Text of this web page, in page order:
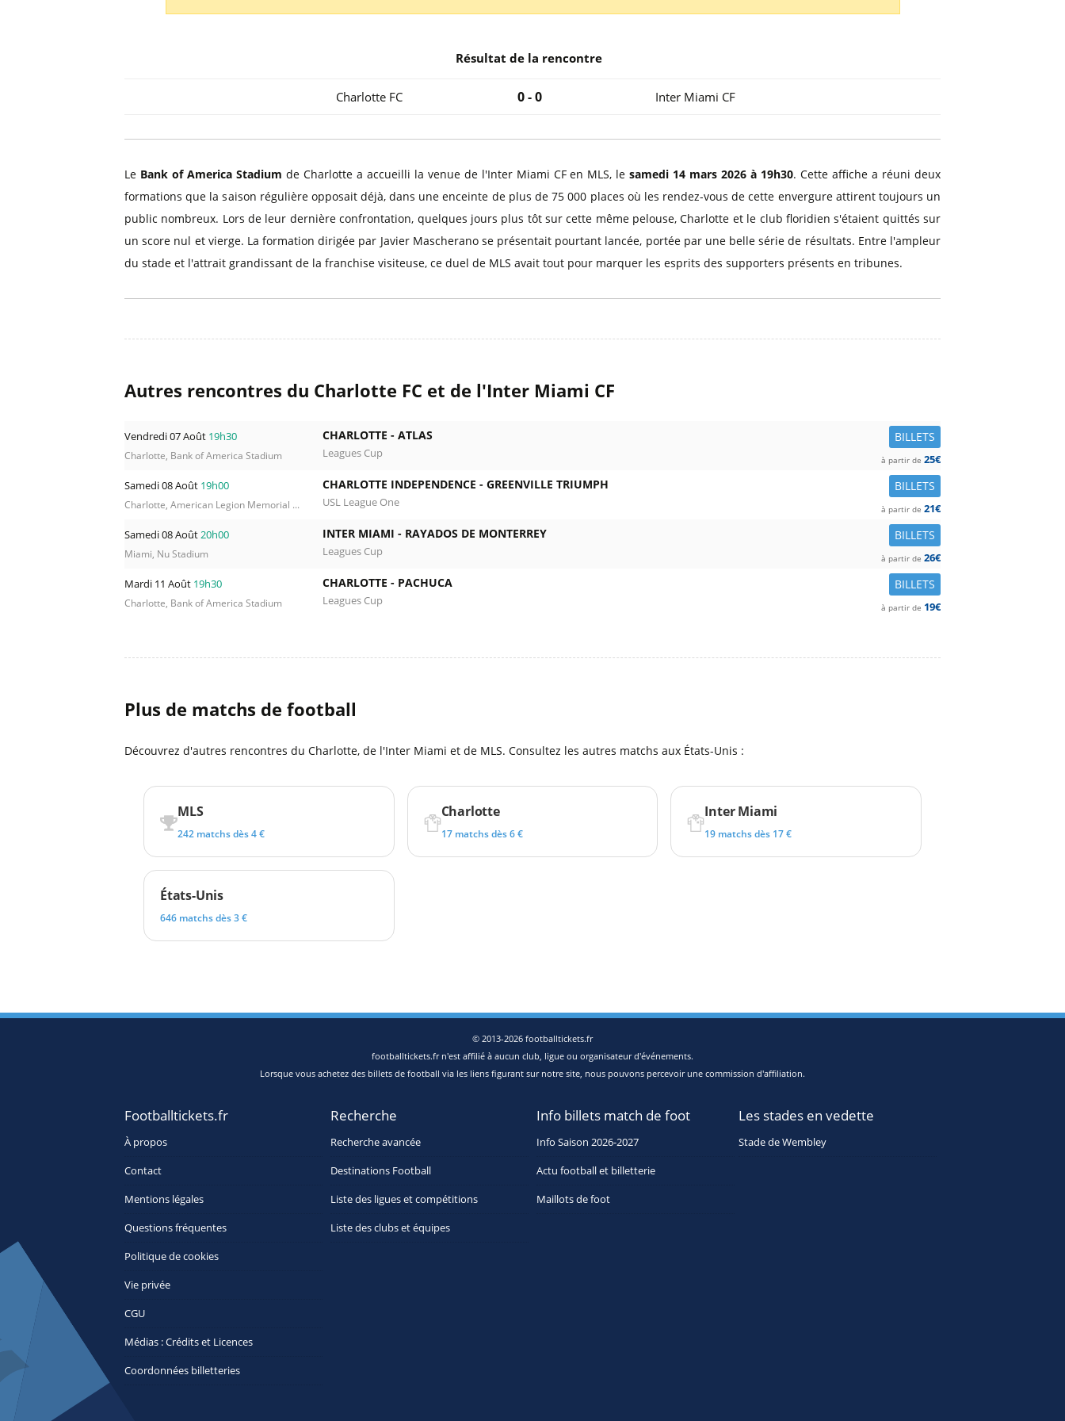
Billets Copa AméricaRésultat de la rencontre
Charlotte FC 0 - 0 Inter Miami CF
Le Bank of America Stadium de Charlotte a accueilli la venue de l'Inter Miami CF en MLS, lesamedi 14 mars 2026 à 19h30. Cette affiche a réuni deux
formations que la saison régulière opposait déjà, dans une enceinte de plus de 75 000 places où les rendez-vous de cette envergure attirent toujours un
public nombreux. Lors de leur dernière confrontation, quelques jours plus tôt sur cette même pelouse, Charlotte et le club floridien s'étaient quittés sur
un score nul et vierge. La formation dirigée par Javier Mascherano se présentait pourtant lancée, portée par une belle série de résultats. Entre l'ampleur
du stade et l'attrait grandissant de la franchise visiteuse, ce duel de MLS avait tout pour marquer les esprits des supporters présents en tribunes.
Autres rencontres du Charlotte FC et de l'Inter Miami CF
Vendredi 07 Août 19h30
Charlotte, Bank of America Stadium
BILLETS
CHARLOTTE - ATLAS
Leagues Cup à partir de 25€
Samedi 08 Août 19h00
Charlotte, American Legion Memorial ...
BILLETS
CHARLOTTE INDEPENDENCE - GREENVILLE TRIUMPH
USL League One à partir de 21€
Samedi 08 Août20h00
Miami, Nu Stadium
BILLETS
INTER MIAMI - RAYADOS DE MONTERREY
Leagues Cup à partir de 26€
Mardi 11 Août 19h30
Charlotte, Bank of America Stadium
BILLETS
CHARLOTTE - PACHUCA
Leagues Cup à partir de 19€
Plus de matchs de football
Découvrez d'autres rencontres du Charlotte, de l'Inter Miami et de MLS. Consultez les autres matchs aux États-Unis :
MLS
242 matchs dès 4 €
Charlotte
17 matchs dès 6 €
Inter Miami
19 matchs dès 17 €
États-Unis
646 matchs dès 3 €
© 2013-2026 footballtickets.fr
footballtickets.fr n'est affilié à aucun club, ligue ou organisateur d'événements.
Lorsque vous achetez des billets de football via les liens figurant sur notre site, nous pouvons percevoir une commission d'affiliation.
Footballtickets.fr
À propos
Contact
Mentions légales
Questions fréquentes
Politique de cookies
Vie privée
CGU
Médias : Crédits et Licences
Coordonnées billetteries
Recherche
Recherche avancée
Destinations Football
Liste des ligues et compétitions
Liste des clubs et équipes
Info billets match de foot
Info Saison 2026-2027
Actu football et billetterie
Maillots de foot
Les stades en vedette
Stade de Wembley